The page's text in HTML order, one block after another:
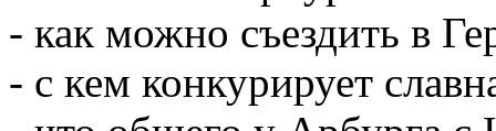
- как можно съездить в
- с кем конкурирует